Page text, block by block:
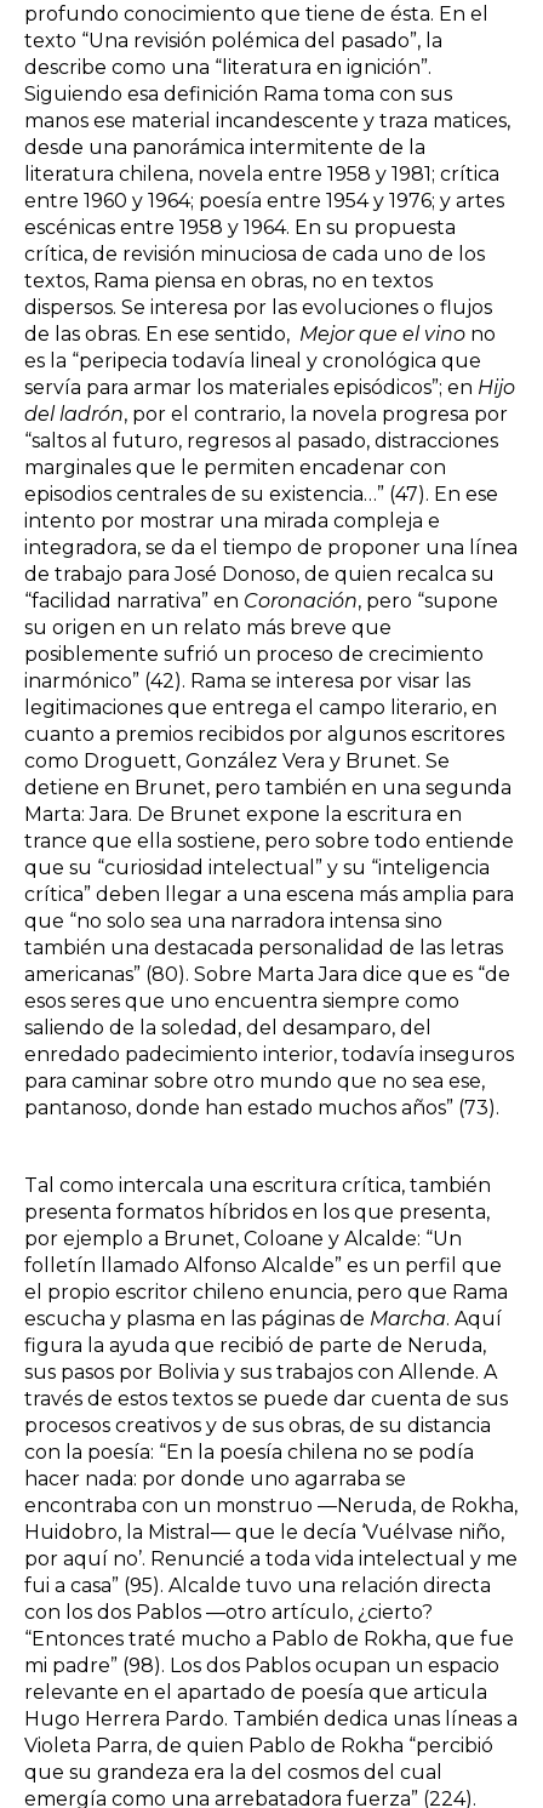
profundo conocimiento que tiene de ésta. En el
texto “Una revisión polémica del pasado”, la
describe como una “literatura en ignición”.
Siguiendo esa definición Rama toma con sus
manos ese material incandescente y traza matices,
desde una panorámica intermitente de la
literatura chilena, novela entre 1958 y 1981; crítica
entre 1960 y 1964; poesía entre 1954 y 1976; y artes
escénicas entre 1958 y 1964. En su propuesta
crítica, de revisión minuciosa de cada uno de los
textos, Rama piensa en obras, no en textos
dispersos. Se interesa por las evoluciones o flujos
de las obras. En ese sentido, Mejor que el vino no
es la “peripecia todavía lineal y cronológica que
servía para armar los materiales episódicos”; en Hijo
del ladrón, por el contrario, la novela progresa por
“saltos al futuro, regresos al pasado, distracciones
marginales que le permiten encadenar con
episodios centrales de su existencia…” (47). En ese
intento por mostrar una mirada compleja e
integradora, se da el tiempo de proponer una línea
de trabajo para José Donoso, de quien recalca su
“facilidad narrativa” en Coronación, pero “supone
su origen en un relato más breve que
posiblemente sufrió un proceso de crecimiento
inarmónico” (42). Rama se interesa por visar las
legitimaciones que entrega el campo literario, en
cuanto a premios recibidos por algunos escritores
como Droguett, González Vera y Brunet. Se
detiene en Brunet, pero también en una segunda
Marta: Jara. De Brunet expone la escritura en
trance que ella sostiene, pero sobre todo entiende
que su “curiosidad intelectual” y su “inteligencia
crítica” deben llegar a una escena más amplia para
que “no solo sea una narradora intensa sino
también una destacada personalidad de las letras
americanas” (80). Sobre Marta Jara dice que es “de
esos seres que uno encuentra siempre como
saliendo de la soledad, del desamparo, del
enredado padecimiento interior, todavía inseguros
para caminar sobre otro mundo que no sea ese,
pantanoso, donde han estado muchos años” (73).
Tal como intercala una escritura crítica, también
presenta formatos híbridos en los que presenta,
por ejemplo a Brunet, Coloane y Alcalde: “Un
folletín llamado Alfonso Alcalde” es un perfil que
el propio escritor chileno enuncia, pero que Rama
escucha y plasma en las páginas de Marcha. Aquí
figura la ayuda que recibió de parte de Neruda,
sus pasos por Bolivia y sus trabajos con Allende. A
través de estos textos se puede dar cuenta de sus
procesos creativos y de sus obras, de su distancia
con la poesía: “En la poesía chilena no se podía
hacer nada: por donde uno agarraba se
encontraba con un monstruo ―Neruda, de Rokha,
Huidobro, la Mistral― que le decía ‘Vuélvase niño,
por aquí no’. Renuncié a toda vida intelectual y me
fui a casa” (95). Alcalde tuvo una relación directa
con los dos Pablos ―otro artículo, ¿cierto?
“Entonces traté mucho a Pablo de Rokha, que fue
mi padre” (98). Los dos Pablos ocupan un espacio
relevante en el apartado de poesía que articula
Hugo Herrera Pardo. También dedica unas líneas a
Violeta Parra, de quien Pablo de Rokha “percibió
que su grandeza era la del cosmos del cual
emergía como una arrebatadora fuerza” (224).